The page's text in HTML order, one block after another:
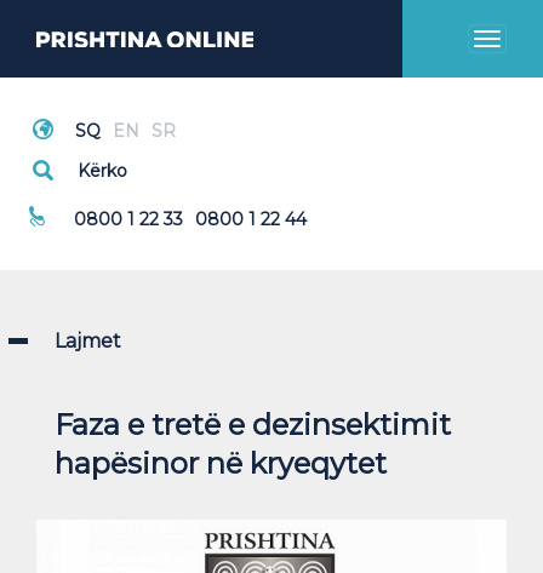
Toggle
Thirrje Emergjente
0800 1 22 33 0800 1 22 44
Lajmet
Faza e tretë e dezinsektimit
hapësinor në kryeqytet